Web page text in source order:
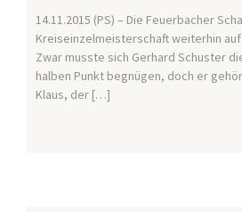
14.11.2015 (PS) – Die Feuerbacher
Kreiseinzelmeisterschaft weiterhin
Zwar musste sich Gerhard Schuster
halben Punkt begnügen, doch er
Klaus, der […]